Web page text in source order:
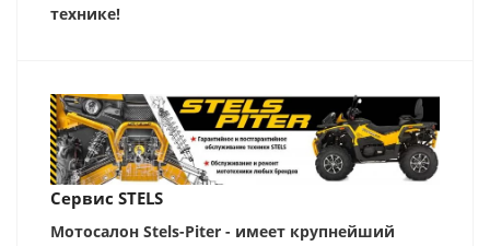
технике!
Сервис STELS
Мотосалон Stels-Piter - имеет крупнейший